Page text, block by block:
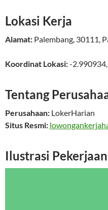
Lokasi Kerja
Alamat: Palembang, 30111,
Koordinat Lokasi:-2.990934,
Tentang
Perusahaan: LokerHarian
Situs Resmi:
Ilustrasi Pekerjaan